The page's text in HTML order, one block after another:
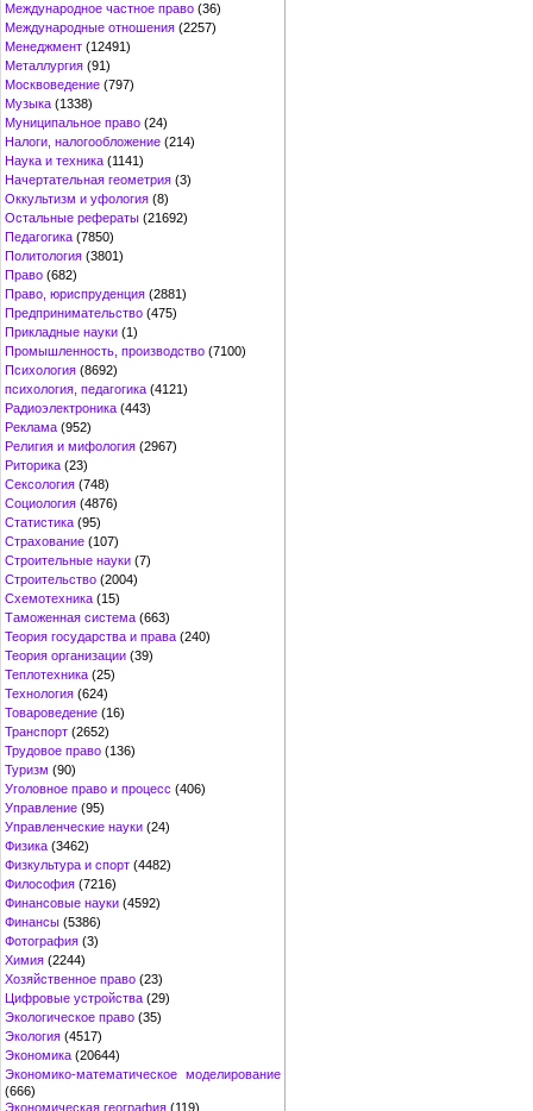
Международное частное право (36)
Международные отношения (2257)
Менеджмент (12491)
Металлургия (91)
Москвоведение (797)
Музыка (1338)
Муниципальное право (24)
Налоги, налогообложение (214)
Наука и техника (1141)
Начертательная геометрия (3)
Оккультизм и уфология (8)
Остальные рефераты (21692)
Педагогика (7850)
Политология (3801)
Право (682)
Право, юриспруденция (2881)
Предпринимательство (475)
Прикладные науки (1)
Промышленность, производство (7100)
Психология (8692)
психология, педагогика (4121)
Радиоэлектроника (443)
Реклама (952)
Религия и мифология (2967)
Риторика (23)
Сексология (748)
Социология (4876)
Статистика (95)
Страхование (107)
Строительные науки (7)
Строительство (2004)
Схемотехника (15)
Таможенная система (663)
Теория государства и права (240)
Теория организации (39)
Теплотехника (25)
Технология (624)
Товароведение (16)
Транспорт (2652)
Трудовое право (136)
Туризм (90)
Уголовное право и процесс (406)
Управление (95)
Управленческие науки (24)
Физика (3462)
Физкультура и спорт (4482)
Философия (7216)
Финансовые науки (4592)
Финансы (5386)
Фотография (3)
Химия (2244)
Хозяйственное право (23)
Цифровые устройства (29)
Экологическое право (35)
Экология (4517)
Экономика (20644)
Экономико-математическое моделирование
(666)
Экономическая география (119)